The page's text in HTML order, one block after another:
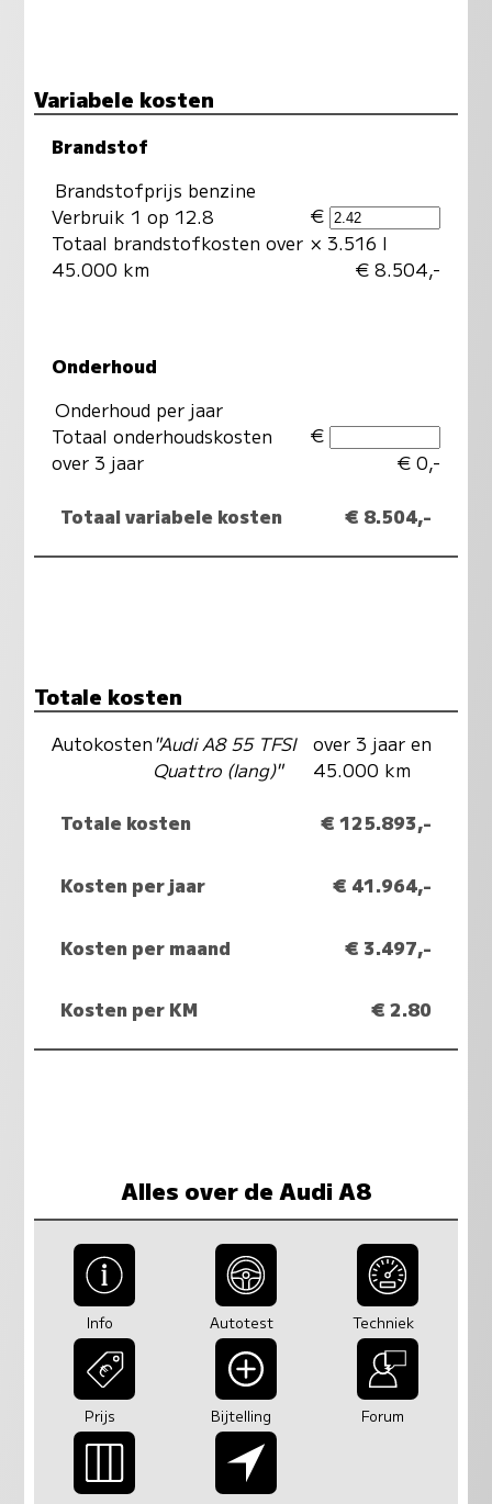
Variabele kosten
Brandstof
Brandstofprijs benzine
Verbruik 1 op 12.8
Totaal brandstofkosten over
45.000 km
€
× 3.516 l
€ 8.504,-
Onderhoud
Onderhoud per jaar
Totaal onderhoudskosten
over 3 jaar
€
€ 0,-
Totaal variabele kosten € 8.504,-
Totale kosten
Autokosten"Audi A8 55 TFSI
Quattro (lang)"
over 3 jaar en
45.000 km
Totale kosten € 125.893,-
Kosten per jaar € 41.964,-
Kosten per maand € 3.497,-
Kosten per KM € 2.80
Alles over de Audi A8
Info Autotest Techniek
Prijs Bijtelling Forum